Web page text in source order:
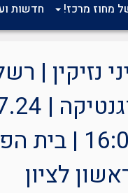
מחוז מרכז! חדשות
נזיקין |
ראשון | 16:00
לציון